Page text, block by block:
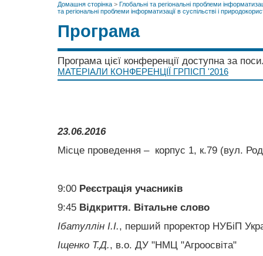
Домашня сторінка > Глобальні та регіональні проблеми
та регіональні проблеми інформатизації в суспільстві і
Програма
Програма цієї конференції доступна за
МАТЕРІАЛИ КОНФЕРЕНЦІЇ ГРПІСП '2016
23.06.2016
Місце проведення – корпус 1, к.79 (вул.
9:00 Реєстрація учасників
9:45 Відкриття. Вітальне слово
Ібатуллін І.І., перший проректор НУБіП
Іщенко Т.Д., в.о. ДУ "НМЦ "Агроосвіта"